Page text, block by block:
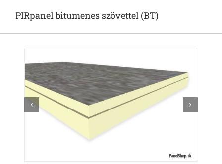
PIRpanel bitumenes szövettel (BT)